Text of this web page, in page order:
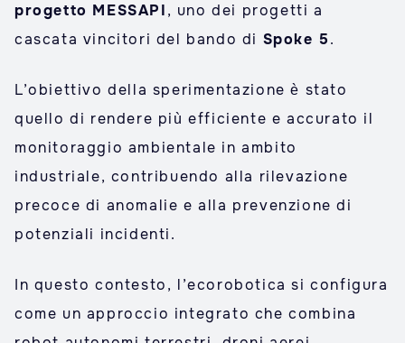
progetto MESSAPI, uno dei progetti a
cascata vincitori del bando di Spoke 5.
L’obiettivo della sperimentazione è stato
quello di rendere più efficiente e accurato il
monitoraggio ambientale in ambito
industriale, contribuendo alla rilevazione
precoce di anomalie e alla prevenzione di
potenziali incidenti.
In questo contesto, l’ecorobotica si configura
come un approccio integrato che combina